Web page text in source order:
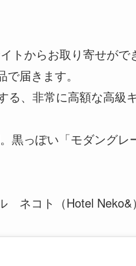
トからお取り寄せがで
届きます。
、非常に高額な高級
黒っぽい「モダング
ネコト（Hotel Neko&